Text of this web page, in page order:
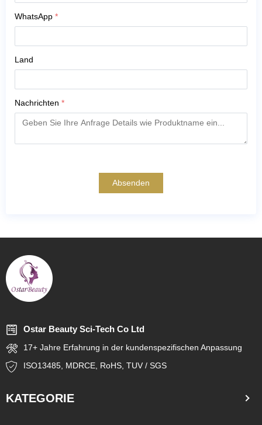
WhatsApp *
Land
Nachrichten *
Absenden
Ostar Beauty Sci-Tech Co Ltd
17+ Jahre Erfahrung in der kundenspezifischen Anpassung
ISO13485, MDRCE, RoHS, TUV / SGS
KATEGORIE